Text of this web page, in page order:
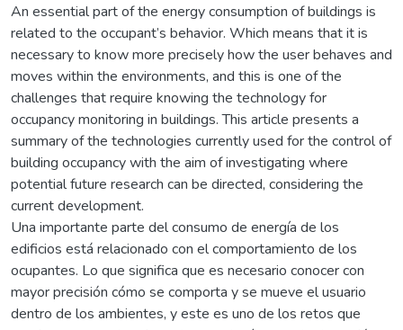
An essential part of the energy consumption of buildings is
related to the occupant’s behavior. Which means that it is
necessary to know more precisely how the user behaves and
moves within the environments, and this is one of the
challenges that require knowing the technology for
occupancy monitoring in buildings. This article presents a
summary of the technologies currently used for the control of
building occupancy with the aim of investigating where
potential future research can be directed, considering the
current development.
Una importante parte del consumo de energía de los
edificios está relacionado con el comportamiento de los
ocupantes. Lo que significa que es necesario conocer con
mayor precisión cómo se comporta y se mueve el usuario
dentro de los ambientes, y este es uno de los retos que